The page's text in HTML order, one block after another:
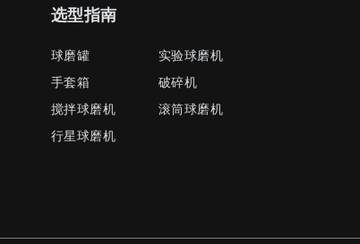
选型指南
球磨罐
实验球磨机
手套箱
破碎机
搅拌球磨机
滚筒球磨机
行星球磨机